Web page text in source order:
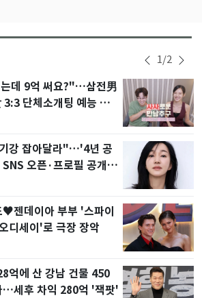
1/2
데 9억 써요?"…삼전男
단체소개팅 예능 화
강 잡아달라"…'4년 공
오픈·프로필 공개
♥젠데이아 부부 '스파이
디세이'로 극장 장악
억에 산 강남 건물 450
…세후 차익 280억 '잭팟'